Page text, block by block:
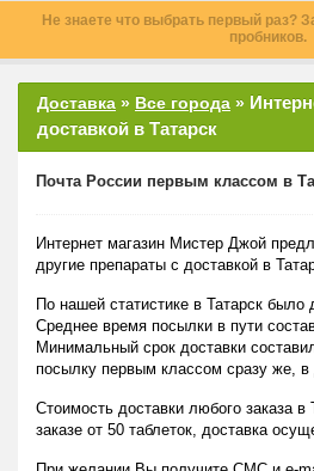
Не знаете что выбрать первый раз?
пробников.
Доставка » Все города »
доставкой в Татарск
Почта России первым классом в
Интернет магазин Мистер Джой
другие препараты с доставкой в
По нашей статистике в Татарск было
Среднее время посылки в пути
Минимальный срок доставки
посылку первым классом сразу же, в
Стоимость доставки любого заказа в
заказе от 50 таблеток, доставка